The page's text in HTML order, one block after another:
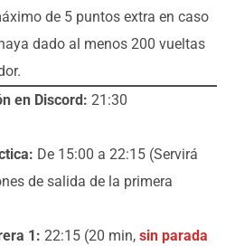
de 5 puntos extra en caso
dado al menos 200 vueltas
en Discord: 21:30
De 15:00 a 22:15 (Servirá
de salida de la primera
1: 22:15 (20 min, sin parada